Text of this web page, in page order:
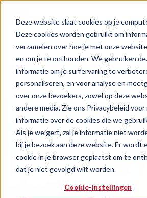
Deze website slaat cookies op je
Deze cookies worden gebruikt om
verzamelen over hoe je met onze
en om je te onthouden. We gebruiken
informatie om je surfervaring te
personaliseren, en voor analyse en
over onze bezoekers, zowel op deze
andere media. Zie ons Privacybeleid voor
informatie over de cookies die we
Als je weigert, zal je informatie niet
bij je bezoek aan deze website. Er wordt
cookie in je browser geplaatst om te
dat je niet gevolgd wilt worden.
Cookie-instellingen
Onze activiteiten
Ondernemersuitdagingen
Events & inspiratie
Over BOOST